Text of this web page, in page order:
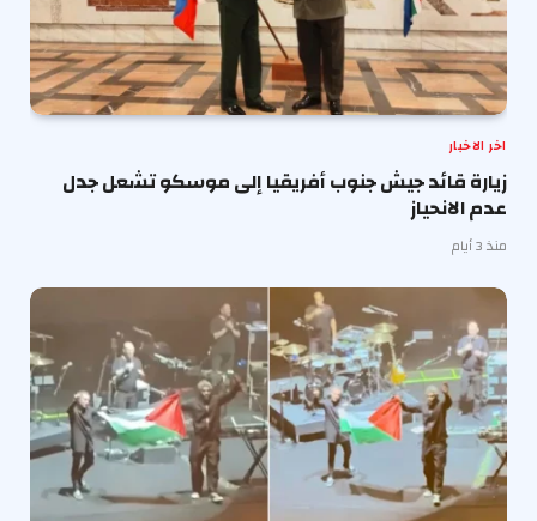
اخر الاخبار
زيارة قائد جيش جنوب أفريقيا إلى موسكو تشعل جدل
عدم الانحياز
منذ 3 أيام